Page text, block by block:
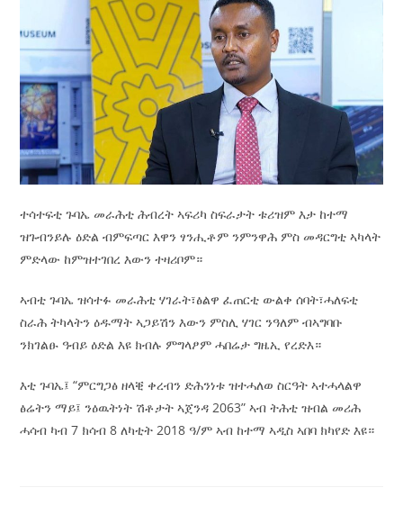
ተሳተፍቲ ጉባኤ መራሕቲ ሕብረት ኣፍሪካ ስፍራታት ቱሪዝም እታ ከተማ
ዝጉብንይሉ ዕድል ብምፍጣር እዋን ፃንሒቶም ንምንዋሕ ምስ መዳርግቲ ኣካላት
ምድላው ከምዝተገበረ እውን ተዛሪቦም።
ኣብቲ ጉባኤ ዝሳተፉ መራሕቲ ሃገራት፣ፅልዋ ፈጠርቲ ውልቀ ሰባት፣ሓለፍቲ
ስራሕ ትካላትን ዕዱማት ኣጋይሽን እውን ምስሊ ሃገር ንዓለም ብኣግባቡ
ንክገልፁ ዓብይ ዕድል እዩ ክብሉ ምግላፆም ሓበሬታ ግዜኢ የረድእ።
እቲ ጉባኤ፤ “ምርግጋፅ ዘላቒ ቀረብን ድሕንነቱ ዝተሓለወ ስርዓት ኣተሓላልዋ
ፅሬትን ማይ፤ ንዕዉትነት ሽቶታት ኣጀንዳ 2063” ኣብ ትሕቲ ዝብል መሪሕ
ሓሳብ ካብ 7 ክሳብ 8 ለካቲት 2018 ዓ/ም ኣብ ከተማ ኣዲስ ኣበባ ክካየድ እዩ።